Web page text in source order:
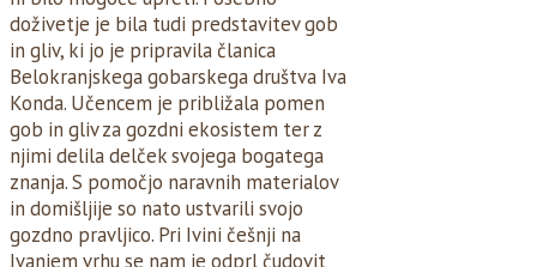
doživetje je bila tudi predstavitev gob
in gliv, ki jo je pripravila članica
Belokranjskega gobarskega društva Iva
Konda. Učencem je približala pomen
gob in gliv za gozdni ekosistem ter z
njimi delila delček svojega bogatega
znanja. S pomočjo naravnih materialov
in domišljije so nato ustvarili svojo
gozdno pravljico. Pri Ivini češnji na
Ivanjem vrhu se nam je odprl čudovit